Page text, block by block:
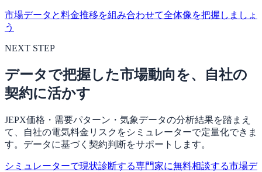
市場データと料金推移を組み合わせて全体像を把握しましょ
う
NEXT STEP
データで把握した市場動向を、自社の
契約に活かす
JEPX価格・需要パターン・気象データの分析結果を踏まえ
て、自社の電気料金リスクをシミュレーターで定量化できま
す。データに基づく契約判断をサポートします。
シミュレーターで現状診断する専門家に無料相談する市場デ